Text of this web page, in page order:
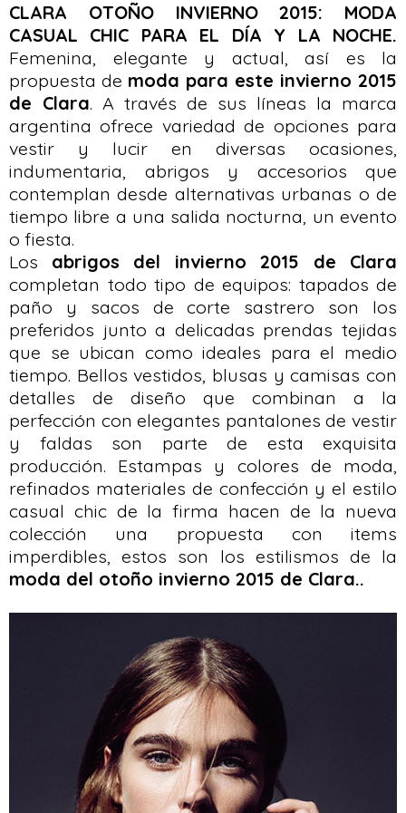
CLARA OTOÑO INVIERNO 2015: MODA
CASUAL CHIC PARA EL DÍA Y LA NOCHE.
Femenina, elegante y actual, así es la
propuesta de moda para este invierno 2015
de Clara. A través de sus líneas la marca
argentina ofrece variedad de opciones para
vestir y lucir en diversas ocasiones,
indumentaria, abrigos y accesorios que
contemplan desde alternativas urbanas o de
tiempo libre a una salida nocturna, un evento
o fiesta.
Los abrigos del invierno 2015 de Clara
completan todo tipo de equipos: tapados de
paño y sacos de corte sastrero son los
preferidos junto a delicadas prendas tejidas
que se ubican como ideales para el medio
tiempo. Bellos vestidos, blusas y camisas con
detalles de diseño que combinan a la
perfección con elegantes pantalones de vestir
y faldas son parte de esta exquisita
producción. Estampas y colores de moda,
refinados materiales de confección y el estilo
casual chic de la firma hacen de la nueva
colección una propuesta con items
imperdibles, estos son los estilismos de la
moda del otoño invierno 2015 de Clara..